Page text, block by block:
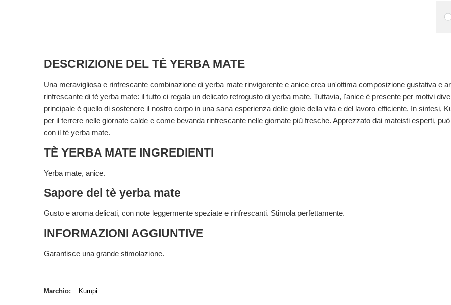
DESCRIZIONE DEL TÈ YERBA MATE
Una meravigliosa e rinfrescante combinazione di yerba mate rinvigorente e anice crea un'ottima composizione gustativa e
rinfrescante di tè yerba mate: il tutto ci regala un delicato retrogusto di yerba mate. Tuttavia, l'anice è presente per motivi
principale è quello di sostenere il nostro corpo in una sana esperienza delle gioie della vita e del lavoro efficiente. In sintesi,
per il terrere nelle giornate calde e come bevanda rinfrescante nelle giornate più fresche. Apprezzato dai mateisti esperti,
con il tè yerba mate.
TÈ YERBA MATE INGREDIENTI
Yerba mate, anice.
Sapore del tè yerba mate
Gusto e aroma delicati, con note leggermente speziate e rinfrescanti. Stimola perfettamente.
INFORMAZIONI AGGIUNTIVE
Garantisce una grande stimolazione.
Marchio Kurupi